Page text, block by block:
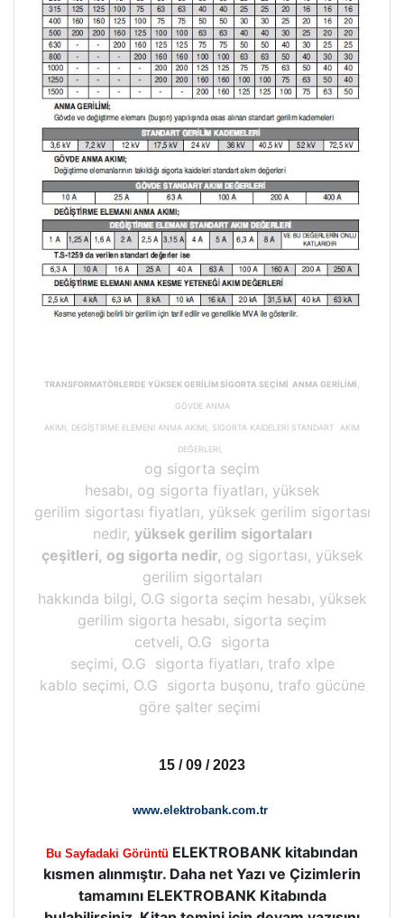
TRANSFORMATÖRLERDE YÜKSEK GERİLİM SİGORTA SEÇİMİ ANMA GERİLİMİ,
GÖVDE ANMA
AKIMI, DEGİŞTİRME ELEMENI ANMA AKIMI, SİGORTA KAİDELERİ STANDART AKIM
DEĞERLERİ,
og sigorta seçim
hesabı, og sigorta fiyatları, yüksek
gerilim sigortası fiyatları, yüksek gerilim sigortası
nedir, yüksek gerilim sigortaları
çeşitleri, og sigorta nedir, og sigortası, yüksek
gerilim sigortaları
hakkında bilgi, O.G sigorta seçim hesabı, yüksek
gerilim sigorta hesabı, sigorta seçim
cetveli, O.G sigorta
seçimi, O.G sigorta fiyatları, trafo xlpe
kablo seçimi, O.G sigorta buşonu, trafo gücüne
göre şalter seçimi
15 / 09 / 2023
www.elektrobank.com.tr
Bu Sayfadaki Görüntü ELEKTROBANK kitabından
kısmen alınmıştır. Daha net Yazı ve Çizimlerin
tamamını ELEKTROBANK Kitabında